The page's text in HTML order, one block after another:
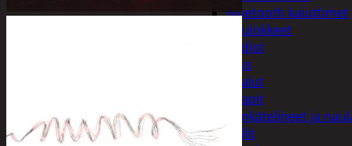
Bluetooth kaiuttimet
Kuulokkeet
Radiot
Koti ja sisustus
Huonekalut
Kaapit
Kenkätelineet ja
Peilit